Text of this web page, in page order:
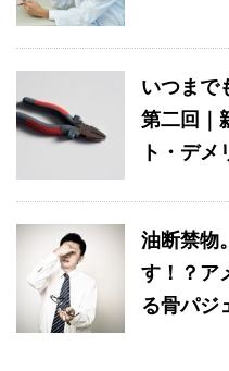
いつまで
第二回｜
ト・デメ
油断禁物
す！？ア
る骨パジ